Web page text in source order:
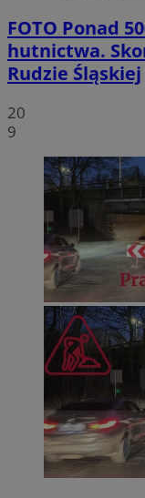
FOTO Ponad
hutnictwa.
Rudzie Śląskiej
20
9